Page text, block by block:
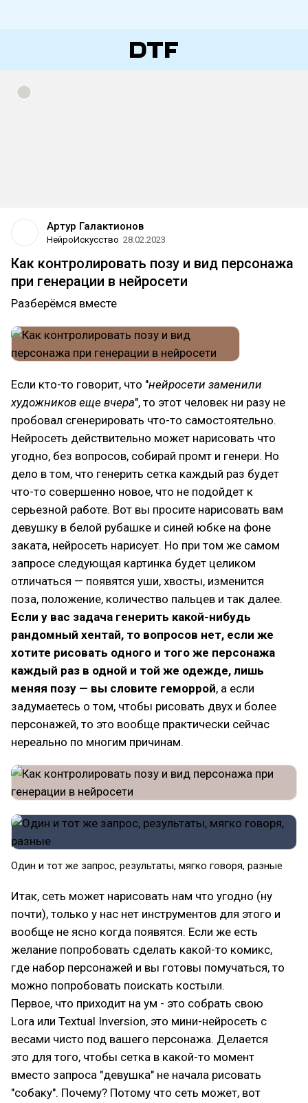
Артур Галактионов
НейроИскусство 28.02.2023
Как контролировать позу и вид персонажа
при генерации в нейросети
Разберёмся вместе
Если кто-то говорит, что "нейросети заменили
художников еще вчера", то этот человек ни разу не
пробовал сгенерировать что-то самостоятельно.
Нейросеть действительно может нарисовать что
угодно, без вопросов, собирай промт и генери. Но
дело в том, что генерить сетка каждый раз будет
что-то совершенно новое, что не подойдет к
серьезной работе. Вот вы просите нарисовать вам
девушку в белой рубашке и синей юбке на фоне
заката, нейросеть нарисует. Но при том же самом
запросе следующая картинка будет целиком
отличаться — появятся уши, хвосты, изменится
поза, положение, количество пальцев и так далее.
Если у вас задача генерить какой-нибудь
рандомный хентай, то вопросов нет, если же
хотите рисовать одного и того же персонажа
каждый раз в одной и той же одежде, лишь
меняя позу — вы словите геморрой, а если
задумаетесь о том, чтобы рисовать двух и более
персонажей, то это вообще практически сейчас
нереально по многим причинам.
Один и тот же запрос, результаты, мягко говоря, разные
Итак, сеть может нарисовать нам что угодно (ну
почти), только у нас нет инструментов для этого и
вообще не ясно когда появятся. Если же есть
желание попробовать сделать какой-то комикс,
где набор персонажей и вы готовы помучаться, то
можно попробовать поискать костыли.
Первое, что приходит на ум - это собрать свою
Lora или Textual Inversion, это мини-нейросеть с
весами чисто под вашего персонажа. Делается
это для того, чтобы сетка в какой-то момент
вместо запроса "девушка" не начала рисовать
"собаку". Почему? Потому что сеть может, вот